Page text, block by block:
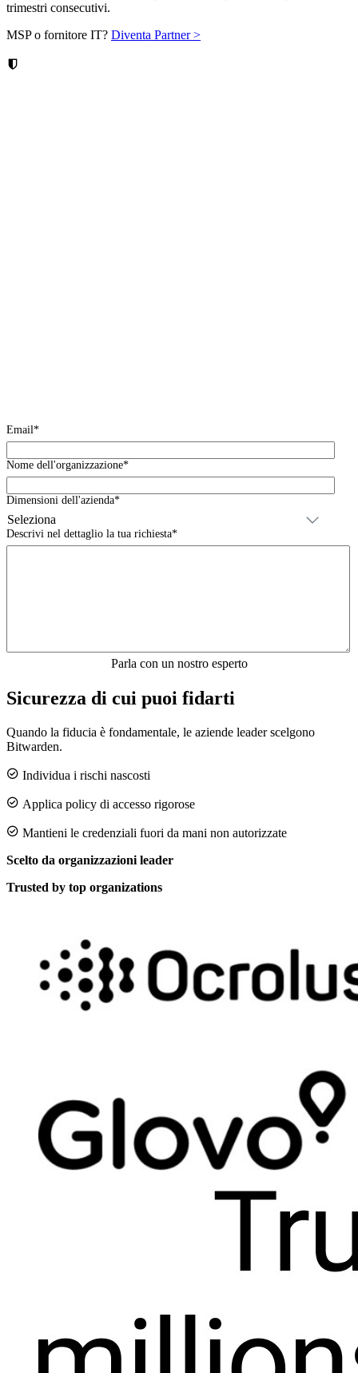
trimestri consecutivi.
MSP o fornitore IT? Diventa Partner >
Email*
Nome dell'organizzazione*
Dimensioni dell'azienda*
Descrivi nel dettaglio la tua richiesta*
Sicurezza di cui puoi fidarti
Quando la fiducia è fondamentale, le aziende leader scelgono
Bitwarden.
 Individua i rischi nascosti
 Applica policy di accesso rigorose
 Mantieni le credenziali fuori da mani non autorizzate
Scelto da organizzazioni leader
Trusted by top organizations